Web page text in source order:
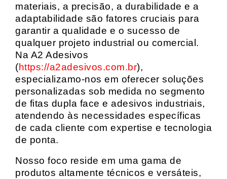
materiais, a precisão, a durabilidade e a
adaptabilidade são fatores cruciais para
garantir a qualidade e o sucesso de
qualquer projeto industrial ou comercial.
Na A2 Adesivos
(https://a2adesivos.com.br),
especializamo-nos em oferecer soluções
personalizadas sob medida no segmento
de fitas dupla face e adesivos industriais,
atendendo às necessidades específicas
de cada cliente com expertise e tecnologia
de ponta.
Nosso foco reside em uma gama de
produtos altamente técnicos e versáteis,